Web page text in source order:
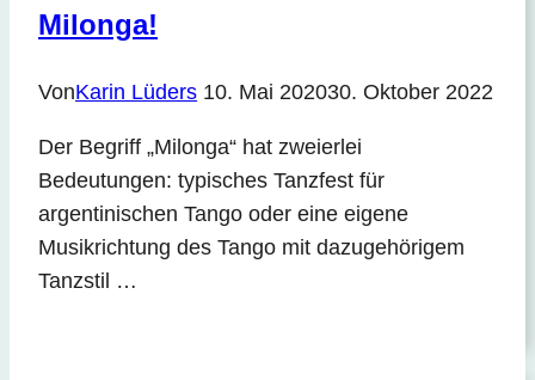
Milonga!
VonKarin Lüders 10. Mai 202030. Oktober 2022
Der Begriff „Milonga“ hat zweierlei
Bedeutungen: typisches Tanzfest für
argentinischen Tango oder eine eigene
Musikrichtung des Tango mit dazugehörigem
Tanzstil …